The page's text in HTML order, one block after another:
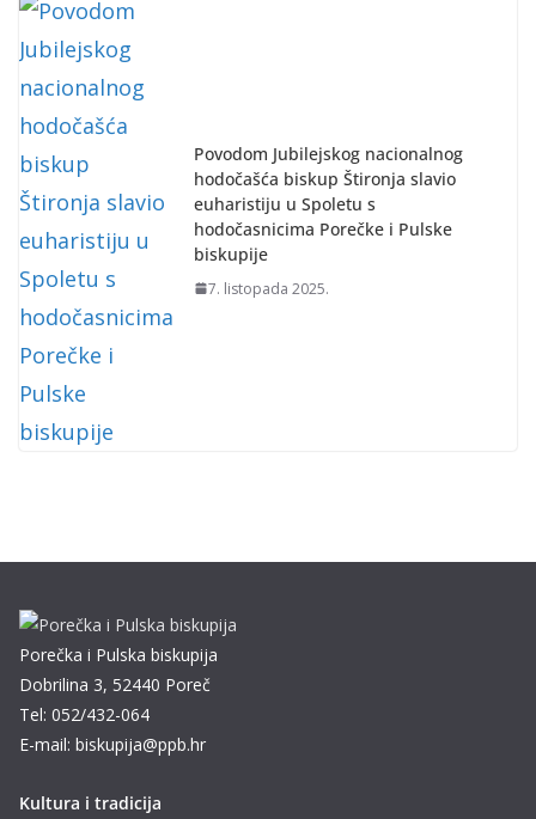
Povodom Jubilejskog nacionalnog
hodočašća biskup Štironja slavio
euharistiju u Spoletu s
hodočasnicima Porečke i Pulske
biskupije
7. listopada 2025.
Porečka i Pulska biskupija
Dobrilina 3, 52440 Poreč
Tel: 052/432-064
E-mail: biskupija@ppb.hr
Kultura i tradicija